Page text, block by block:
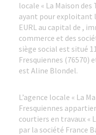
locale « La Maison des
ayant pour exploitant
EURL au capital de ,
commerce et des
siège social est situé
Fresquiennes
est Aline Blondel.
L’agence locale « La
Fresquiennes
courtiers en travaux «
par la société France